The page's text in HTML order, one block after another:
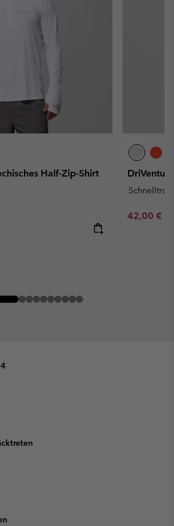
Half-Zip-Shirt
price:
Minimum
42,00 €